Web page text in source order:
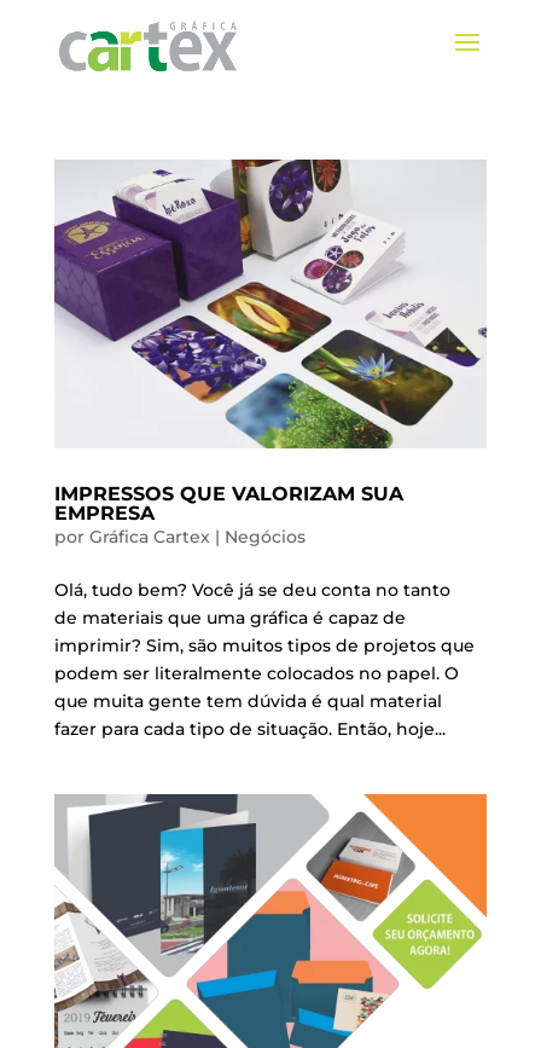
IMPRESSOS QUE VALORIZAM SUA
EMPRESA
por Gráfica Cartex| Negócios
Olá, tudo bem? Você já se deu conta no tanto
de materiais que uma gráfica é capaz de
imprimir? Sim, são muitos tipos de projetos que
podem ser literalmente colocados no papel. O
que muita gente tem dúvida é qual material
fazer para cada tipo de situação. Então, hoje...